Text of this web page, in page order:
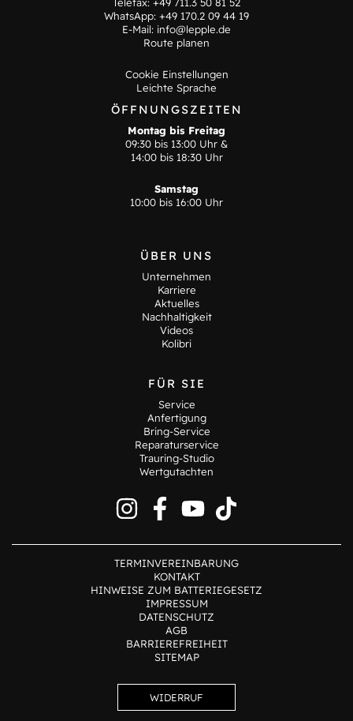
WhatsApp: +49 170.2 09 44 19
E-Mail: info@lepple.de
Route planen
Cookie Einstellungen
Leichte Sprache
ÖFFNUNGSZEITEN
Montag bis Freitag
09:30 bis 13:00 Uhr &
14:00 bis 18:30 Uhr
Samstag
10:00 bis 16:00 Uhr
ÜBER UNS
Unternehmen
Karriere
Aktuelles
Nachhaltigkeit
Videos
Kolibri
FÜR SIE
Service
Anfertigung
Bring-Service
Reparaturservice
Trauring-Studio
Wertgutachten
TERMINVEREINBARUNG
KONTAKT
HINWEISE ZUM BATTERIEGESETZ
IMPRESSUM
DATENSCHUTZ
AGB
BARRIEREFREIHEIT
SITEMAP
WIDERRUF